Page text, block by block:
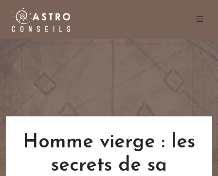
Homme vierge : les
secrets de sa